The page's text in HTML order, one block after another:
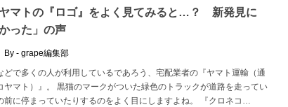
マトの『ロゴ』をよく見てみると…？ 新発見に
った」の声
By - grape編集部
どで多くの人が利用しているであろう、宅配業者の『ヤマト運輸（通
ヤマト）』。 黒猫のマークがついた緑色のトラックが道路を走ってい
前に停まっていたりするのをよく目にしますよね。 『クロネコ…